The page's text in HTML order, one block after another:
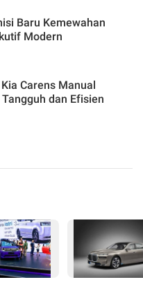
Baru Kemewahan
Modern
Carens Manual
dan Efisien